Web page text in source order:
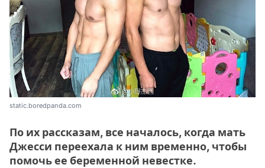
static.boredpanda.com
По их рассказам, все началось, когда мать
Джесси переехала к ним временно, чтобы
помочь ее беременной невестке.